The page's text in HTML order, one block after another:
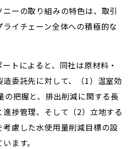
ーの取り組みの特色は、取引
イチェーン全体への積極的な
トによると、同社は原材料・
委託先に対して、（1）温室効
の把握と、排出削減に関する長
捗管理、そして（2）立地する
慮した水使用量削減目標の設
ます。